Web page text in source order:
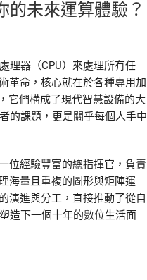
的未來運算體驗？
理器（CPU）來處理所有任
革命，核心就在於各種專用加
它們構成了現代智慧設備的大
的課題，更是關乎每個人手中
位經驗豐富的總指揮官，負責
海量且重複的圖形與矩陣運
演進與分工，直接推動了從自
造下一個十年的數位生活面